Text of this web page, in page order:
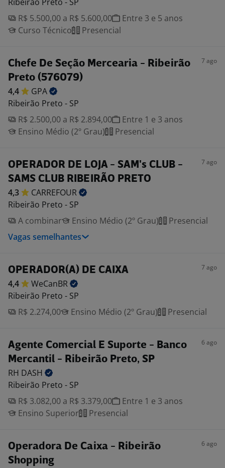
R$ 5.500,00 a R$ 5.600,00
Entre 3 e 5 anos
Curso Técnico
Presencial
Chefe De Seção Mercearia - Ribeirão
Preto (576079)
7 ago
4,4
GPA
Ribeirão Preto - SP
R$ 2.500,00 a R$ 2.894,00
Entre 1 e 3 anos
Ensino Médio (2º Grau)
Presencial
OPERADOR DE LOJA - SAM's CLUB -
SAMS CLUB RIBEIRÃO PRETO
7 ago
4,3
CARREFOUR
Ribeirão Preto - SP
A combinar
Ensino Médio (2º Grau)
Presencial
Vagas semelhantes
OPERADOR(A) DE CAIXA 7 ago
4,4
WeCanBR
Ribeirão Preto - SP
R$ 2.274,00
Ensino Médio (2º Grau) Presencial
Agente Comercial E Suporte - Banco
Mercantil - Ribeirão Preto, SP
6 ago
RH DASH
Ribeirão Preto - SP
R$ 3.082,00 a R$ 3.379,00
Entre 1 e 3 anos
Ensino Superior
Presencial
Operadora De Caixa - Ribeirão
Shopping
6 ago